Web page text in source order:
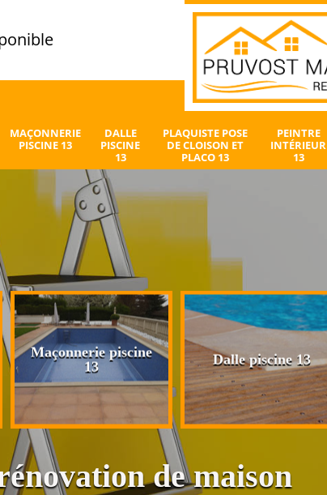
MAÇONNERIE
PISCINE 13
DALLE
PISCINE
13
PLAQUISTE POSE
DE CLOISON ET
PLACO 13
PEINTRE
INTÉRIEUR
13
Maçonnerie piscine
13
Dalle piscine 13
de maison